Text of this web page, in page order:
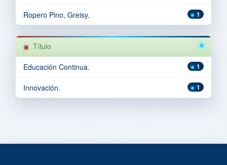
1
Ropero Pino, Greisy.
Título
1
Educación Continua.
1
Innovación.